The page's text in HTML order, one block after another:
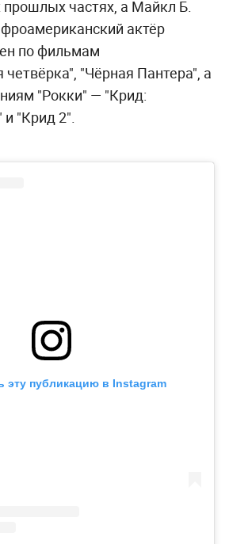
прошлых частях, а Майкл Б.
актёр
по фильмам
четвёрка", "Чёрная Пантера", а
"Рокки" — "Крид:
и "Крид 2".
эту публикацию в Instagram